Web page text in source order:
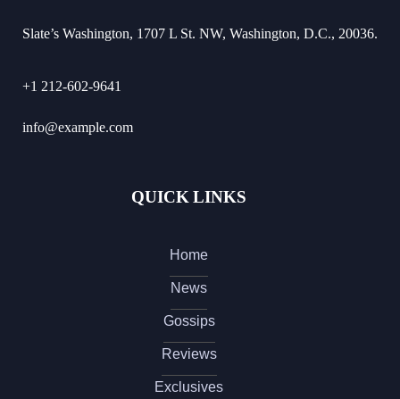
Slate’s Washington, 1707 L St. NW, Washington, D.C., 20036.
+1 212-602-9641
info@example.com
QUICK LINKS
Home
News
Gossips
Reviews
Exclusives